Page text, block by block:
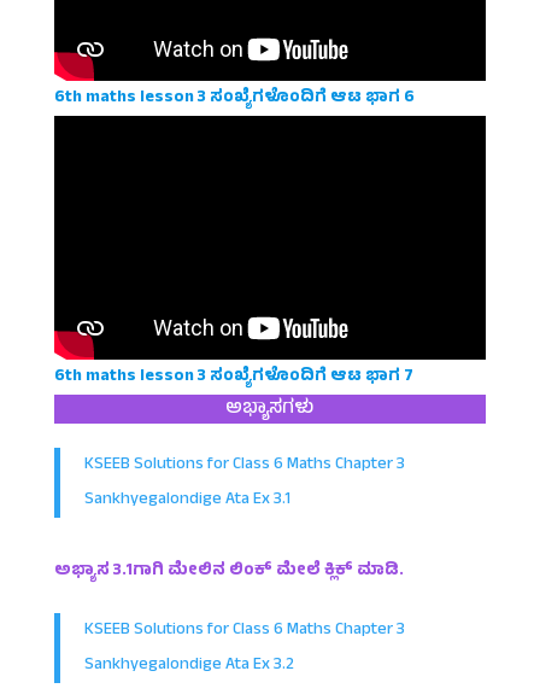
6th maths lesson 3 ಸಂಖ್ಯೆಗಳೊಂದಿಗೆ ಆಟ ಭಾಗ 6
6th maths lesson 3 ಸಂಖ್ಯೆಗಳೊಂದಿಗೆ ಆಟ ಭಾಗ 7
ಅಭ್ಯಾಸಗಳು
KSEEB Solutions for Class 6 Maths Chapter 3
Sankhyegalondige Ata Ex 3.1
ಅಭ್ಯಾಸ 3.1ಗಾಗಿ ಮೇಲಿನ ಲಿಂಕ್ ಮೇಲೆ ಕ್ಲಿಕ್ ಮಾಡಿ.
KSEEB Solutions for Class 6 Maths Chapter 3
Sankhyegalondige Ata Ex 3.2